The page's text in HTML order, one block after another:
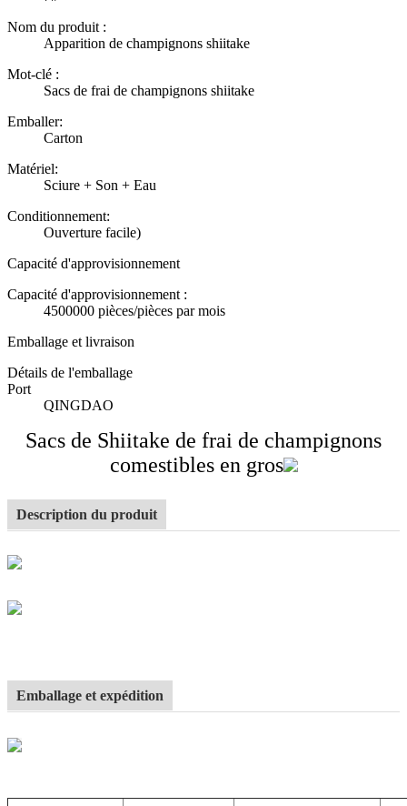
Nom du produit :
Apparition de champignons shiitake
Mot-clé :
Sacs de frai de champignons shiitake
Emballer:
Carton
Matériel:
Sciure + Son + Eau
Conditionnement:
Ouverture facile)
Capacité d'approvisionnement
Capacité d'approvisionnement :
4500000 pièces/pièces par mois
Emballage et livraison
Détails de l'emballage
Port
QINGDAO
Sacs de Shiitake de frai de champignons
comestibles en gros
Description du produit
Emballage et expédition